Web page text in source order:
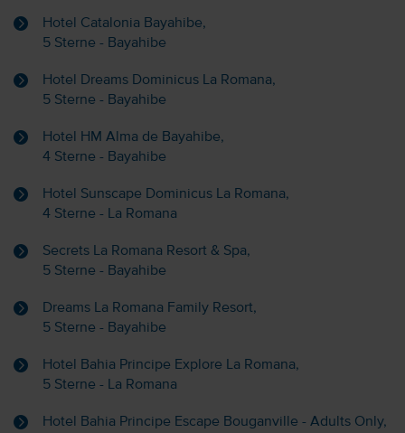
Hotel Catalonia Bayahibe,
5 Sterne - Bayahibe
Hotel Dreams Dominicus La Romana,
5 Sterne - Bayahibe
Hotel HM Alma de Bayahibe,
4 Sterne - Bayahibe
Hotel Sunscape Dominicus La Romana,
4 Sterne - La Romana
Secrets La Romana Resort & Spa,
5 Sterne - Bayahibe
Dreams La Romana Family Resort,
5 Sterne - Bayahibe
Hotel Bahia Principe Explore La Romana,
5 Sterne - La Romana
Hotel Bahia Principe Escape Bouganville - Adults Only,